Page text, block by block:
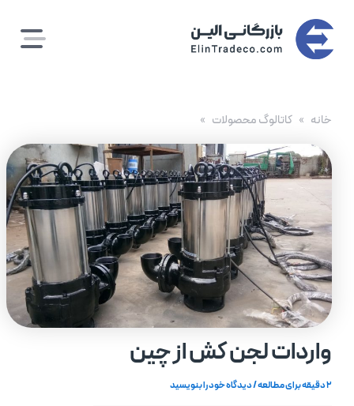
خانه کاتالوگ محصولات
واردات لجن کش از چین
2 دقیقه برای مطالعه /دیدگاه‌ خود را بنویسید